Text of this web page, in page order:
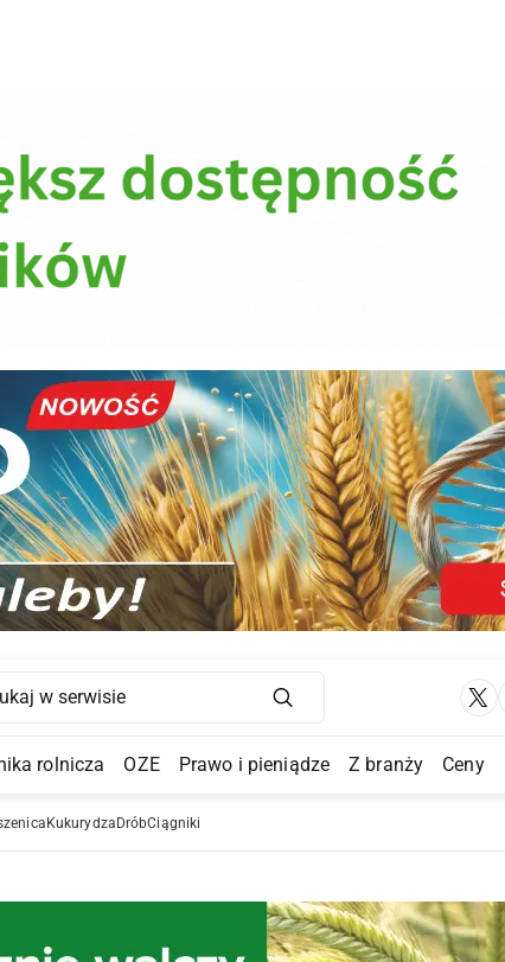
Main Navigation
Submenu
rolnicza OZE Prawo i pieniądze Z branży Ceny
Kukurydza DróbCiągniki